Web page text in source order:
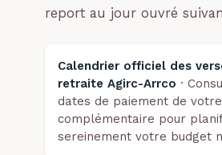
report au jour ouvré
Calendrier officiel des
retraite Agirc-Arrco ·
dates de paiement de
complémentaire pour
sereinement votre budget